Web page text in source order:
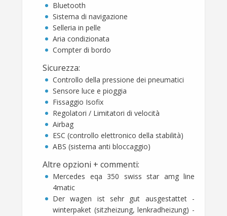
Bluetooth
Sistema di navigazione
Selleria in pelle
Aria condizionata
Compter di bordo
Sicurezza:
Controllo della pressione dei pneumatici
Sensore luce e pioggia
Fissaggio Isofix
Regolatori / Limitatori di velocità
Airbag
ESC (controllo elettronico della stabilità)
ABS (sistema anti bloccaggio)
Altre opzioni + commenti:
Mercedes eqa 350 swiss star amg line
4matic
Der wagen ist sehr gut ausgestattet -
winterpaket (sitzheizung, lenkradheizung) -